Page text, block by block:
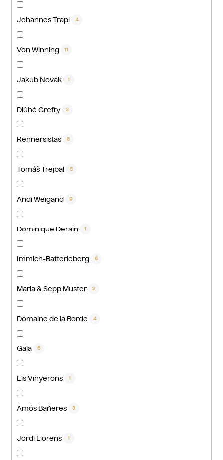
Johannes Trapl 4
Von Winning 11
Jakub Novák 1
Dlúhé Grefty 2
Rennersistas 5
Tomáš Trejbal 5
Andi Weigand 9
Dominique Derain 1
Immich-Batterieberg 6
Maria & Sepp Muster 2
Domaine de la Borde 4
Gala 6
Els Vinyerons 1
Amós Bañeres 3
Jordi Llorens 1